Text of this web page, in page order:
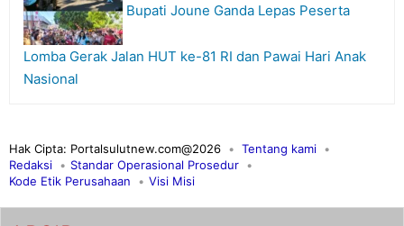
Bupati Joune Ganda Lepas Peserta
Lomba Gerak Jalan HUT ke-81 RI dan Pawai Hari Anak
Nasional
Hak Cipta: Portalsulutnew.com@2026
Tentang kami
Redaksi
Standar Operasional Prosedur
Kode Etik Perusahaan
Visi Misi